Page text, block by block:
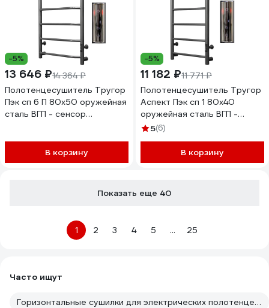
-5%
13 646 ₽14 364 ₽
Полотенцесушитель Тругор
Пэк сп 6 П 80х50 оружейная
сталь ВГП - сенсор
В корзину
-5%
11 182 ₽11 771 ₽
Полотенцесушитель Тругор
Аспект Пэк сп 1 80х40
оружейная сталь ВГП -
сенсор НФ-00000190
5(6)
В корзину
Показать еще 40
1 2 3 4 5 ... 25
Часто ищут
Горизонтальные сушилки для электрических полотенцесушителей поворотные